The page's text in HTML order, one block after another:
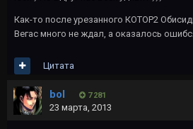
Как-то после урезанного КОТОР2
Вегас много не ждал, а оказалось
Цитата
bol 7 281
23 марта, 2013